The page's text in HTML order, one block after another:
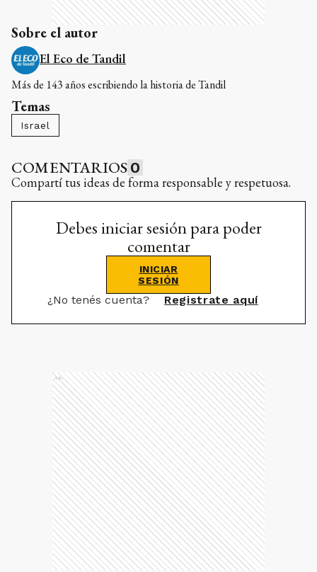
Sobre el autor
El Eco de Tandil
Más de 143 años escribiendo la historia de Tandil
Temas
Israel
COMENTARIOS 0
Compartí tus ideas de forma responsable y respetuosa.
Debes iniciar sesión para poder
comentar
INICIAR
SESIÓN
¿No tenés cuenta? Registrate aquí
Ads